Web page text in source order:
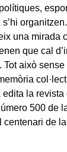
una mirada
que cal
això sense
la revista
500 de
centenari de